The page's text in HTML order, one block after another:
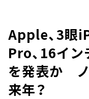
Apple、3眼
Pro、16イ
を発表か
来年？